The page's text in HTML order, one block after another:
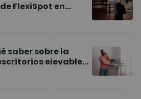
FlexiSpot en
saber sobre la
elevables